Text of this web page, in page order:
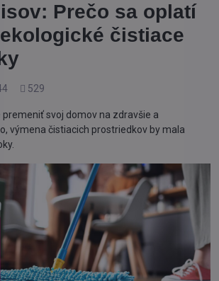
Prečo sa oplatí
čistiace
Počet
529
svoj domov na zdravšie a
výmena čistiacich prostriedkov by mala